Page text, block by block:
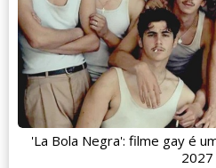
'La Bola Negra': filme gay é
2027